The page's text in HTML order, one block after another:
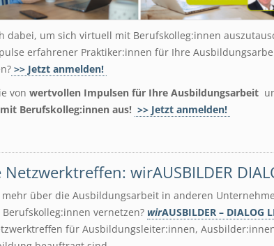
dabei, um sich virtuell mit Berufskolleg:innen
erfahrener Praktiker:innen für Ihre
>> Jetzt anmelden!
von wertvollen Impulsen für Ihre Ausbildungsarbeit
Berufskolleg:innen aus! >> Jetzt anmelden!
wirAUSBILDER
mehr über die Ausbildungsarbeit in anderen
vernetzen? wirAUSBILDER – DIALOG
für Ausbildungsleiter:innen,